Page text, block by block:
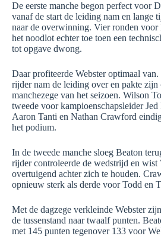
De eerste manche begon perfect voor
vanaf de start de leiding nam en lange
naar de overwinning. Vier ronden voor
het noodlot echter toe toen een
tot opgave dwong.
Daar profiteerde Webster optimaal
rijder nam de leiding over en pakte zijn
manchezege van het seizoen. Wilson
tweede voor kampioenschapsleider
Aaron Tanti en Nathan Crawford
het podium.
In de tweede manche sloeg Beaton
rijder controleerde de wedstrijd en wist
overtuigend achter zich te houden.
opnieuw sterk als derde voor Todd en
Met de dagzege verkleinde Webster
de tussenstand naar twaalf punten.
met 145 punten tegenover 133 voor